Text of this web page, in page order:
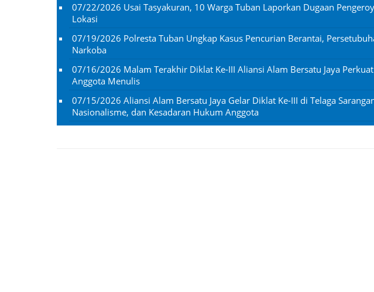
07/22/2026 Usai Tasyakuran, 10 Warga Tuban Laporkan Dugaan
Lokasi
07/19/2026 Polresta Tuban Ungkap Kasus Pencurian Berantai,
Narkoba
07/16/2026 Malam Terakhir Diklat Ke-III Aliansi Alam Bersatu Jaya
Anggota Menulis
07/15/2026 Aliansi Alam Bersatu Jaya Gelar Diklat Ke-III di Telaga
Nasionalisme, dan Kesadaran Hukum Anggota